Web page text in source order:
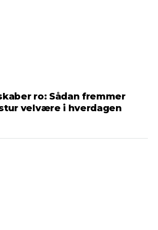
ro: Sådan fremmer
velvære i hverdagen